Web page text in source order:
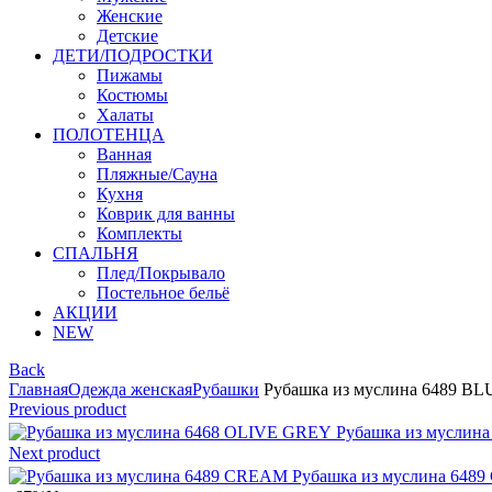
Женские
Детские
ДЕТИ/ПОДРОСТКИ
Пижамы
Костюмы
Халаты
ПОЛОТЕНЦА
Ванная
Пляжные/Сауна
Кухня
Коврик для ванны
Комплекты
СПАЛЬНЯ
Плед/Покрывало
Постельное бельё
АКЦИИ
NEW
Back
ГлавнаяОдежда женскаяРубашки Рубашка из муслина 6489
Previous product
Рубашка из
Next product
Рубашка из муслина